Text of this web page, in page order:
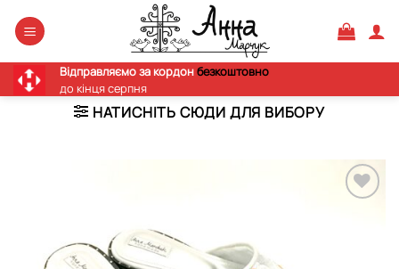
Відправляємо за кордонбезкоштовно
до кінця серпня
НАТИСНІТЬ СЮДИ ДЛЯ ВИБОРУ